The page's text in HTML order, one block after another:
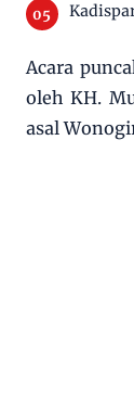
Acara
oleh KH.
asal